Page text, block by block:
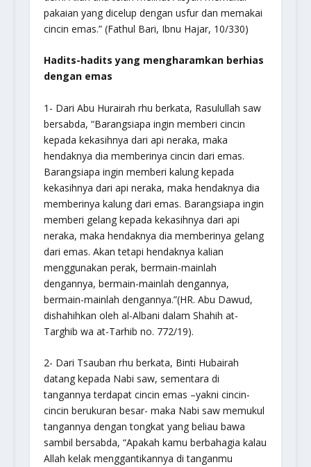
pakaian yang dicelup dengan usfur dan memakai
cincin emas.” (Fathul Bari, Ibnu Hajar, 10/330)
Hadits-hadits yang mengharamkan berhias
dengan emas
1- Dari Abu Hurairah rhu berkata, Rasulullah saw
bersabda, “Barangsiapa ingin memberi cincin
kepada kekasihnya dari api neraka, maka
hendaknya dia memberinya cincin dari emas.
Barangsiapa ingin memberi kalung kepada
kekasihnya dari api neraka, maka hendaknya dia
memberinya kalung dari emas. Barangsiapa ingin
memberi gelang kepada kekasihnya dari api
neraka, maka hendaknya dia memberinya gelang
dari emas. Akan tetapi hendaknya kalian
menggunakan perak, bermain-mainlah
dengannya, bermain-mainlah dengannya,
bermain-mainlah dengannya.”(HR. Abu Dawud,
dishahihkan oleh al-Albani dalam Shahih at-
Targhib wa at-Tarhib no. 772/19).
2- Dari Tsauban rhu berkata, Binti Hubairah
datang kepada Nabi saw, sementara di
tangannya terdapat cincin emas –yakni cincin-
cincin berukuran besar- maka Nabi saw memukul
tangannya dengan tongkat yang beliau bawa
sambil bersabda, “Apakah kamu berbahagia kalau
Allah kelak menggantikannya di tanganmu